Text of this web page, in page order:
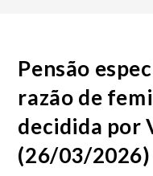
Pensão
razão de
decidida por
(26/03/2026)